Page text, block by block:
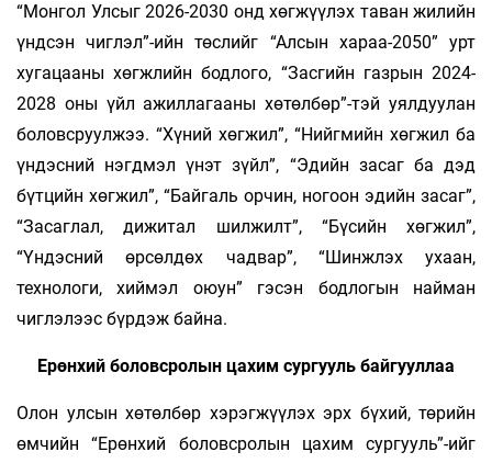
“Монгол Улсыг 2026-2030 онд хөгжүүлэх таван жилийн
үндсэн чиглэл”-ийн төслийг “Алсын хараа-2050” урт
хугацааны хөгжлийн бодлого, “Засгийн газрын 2024-
2028 оны үйл ажиллагааны хөтөлбөр”-тэй уялдуулан
боловсруулжээ. “Хүний хөгжил”, “Нийгмийн хөгжил ба
үндэсний нэгдмэл үнэт зүйл”, “Эдийн засаг ба дэд
бүтцийн хөгжил”, “Байгаль орчин, ногоон эдийн засаг”,
“Засаглал, дижитал шилжилт”, “Бүсийн хөгжил”,
“Үндэсний өрсөлдөх чадвар”, “Шинжлэх ухаан,
технологи, хиймэл оюун” гэсэн бодлогын найман
чиглэлээс бүрдэж байна.
Ерөнхий боловсролын цахим сургууль байгууллаа
Олон улсын хөтөлбөр хэрэгжүүлэх эрх бүхий, төрийн
өмчийн “Ерөнхий боловсролын цахим сургууль”-ийг